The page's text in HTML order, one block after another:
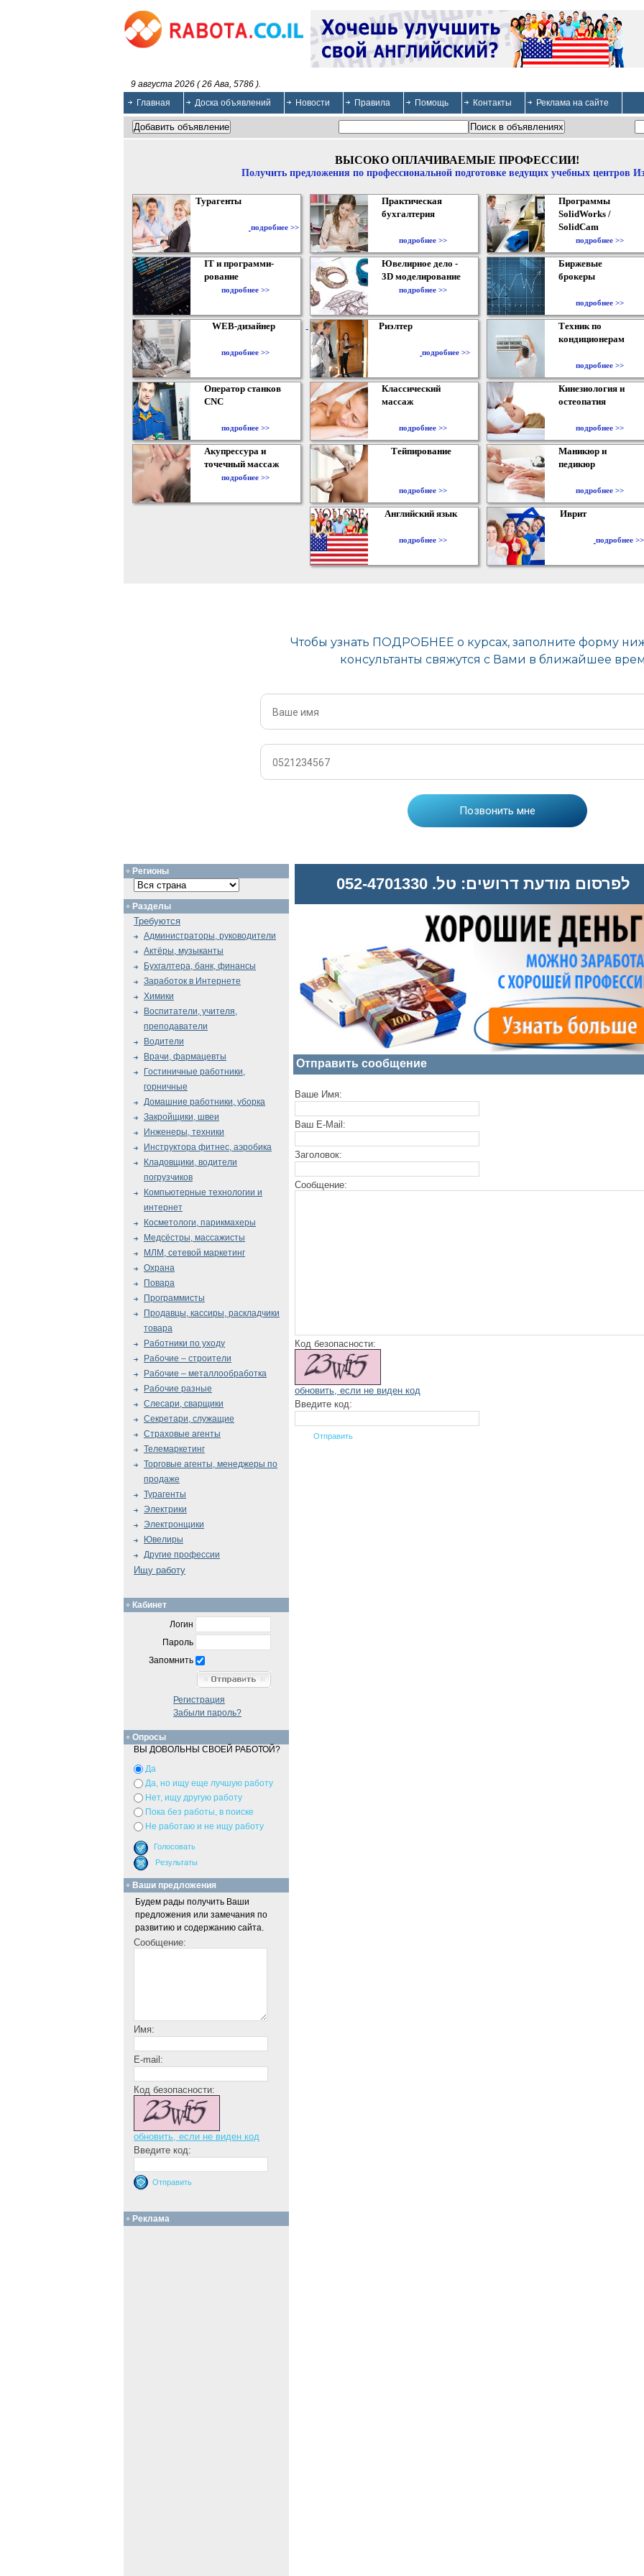
9 августа 2026 ( 26 Ава, 5786 ).
Главная
Доска объявлений Новости Правила Помощь Контакты Реклама на сайте
ВЫСОКО ОПЛАЧИВАЕМЫЕ ПРОФЕССИИ!
Получить предложения по профессиональной подготовке ведущих учебных центров
Турагенты
подробнее >>
Практическая
бухгалтерия
подробнее >>
Программы
SolidWorks /
SolidCam
подробнее >>
IT и программи-
рование
подробнее >>
Ювелирное дело -
3D моделирование
подробнее >>
Биржевые
брокеры
подробнее >>
WEB-дизайнер
подробнее >>
Риэлтер
подробнее >>
Техник по
кондиционерам
подробнее >>
Оператор станков
CNC
подробнее >>
Классический
массаж
подробнее >>
Кинезиология и
остеопатия
подробнее >>
Акупрессура и
точечный массаж
подробнее >>
Тейпирование
подробнее >>
Маникюр и
педикюр
подробнее >>
Английский язык
подробнее >>
Иврит
подробнее >>
לפרסום מודעת דרושים: טל. 052-4701330
Отправить сообщение
Ваше Имя:
Ваш E-Mail:
Заголовок:
Сообщение:
Код безопасности:
обновить, если не виден код
Введите код:
Регионы
Разделы
Требуются
Администраторы, руководители
Актёры, музыканты
Бухгалтера, банк, финансы
Заработок в Интернете
Химики
Воспитатели, учителя,
преподаватели
Водители
Врачи, фармацевты
Гостиничные работники,
горничные
Домашние работники, уборка
Закройщики, швеи
Инженеры, техники
Инструктора фитнес, аэробика
Кладовщики, водители
погрузчиков
Компьютерные технологии и
интернет
Косметологи, парикмахеры
Медсёстры, массажисты
МЛМ, сетевой маркетинг
Охрана
Повара
Программисты
Продавцы, кассиры, раскладчики
товара
Работники по уходу
Рабочие – строители
Рабочие – металлообработка
Рабочие разные
Слесари, сварщики
Секретари, служащие
Страховые агенты
Телемаркетинг
Торговые агенты, менеджеры по
продаже
Турагенты
Электрики
Электронщики
Ювелиры
Другие профессии
Ищу работу
Кабинет
Логин
Пароль
Запомнить
Регистрация
Забыли пароль?
Опросы
ВЫ ДОВОЛЬНЫ СВОЕЙ РАБОТОЙ?
Да
Да, но ищу еще лучшую работу
Нет, ищу другую работу
Пока без работы, в поиске
Не работаю и не ищу работу
Ваши предложения
Будем рады получить Ваши
предложения или замечания по
развитию и содержанию сайта.
Сообщение:
Имя:
E-mail:
Код безопасности:
обновить, если не виден код
Введите код:
Реклама